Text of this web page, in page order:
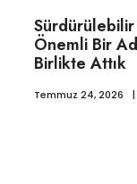
Önemli Bir
Birlikte Attık
Temmuz 24, 2026 |